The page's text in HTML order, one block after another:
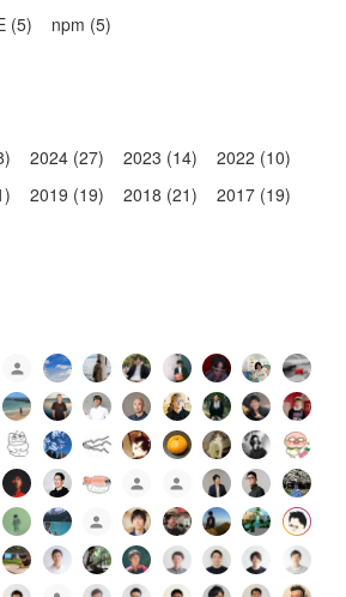
(5) npm (5)
2024 (27) 2023 (14)
2022 (10)
2019 (19) 2018 (21)
2017 (19)